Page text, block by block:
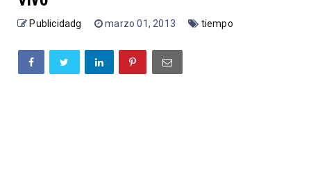
Publicidadg marzo 01, 2013 tiempo